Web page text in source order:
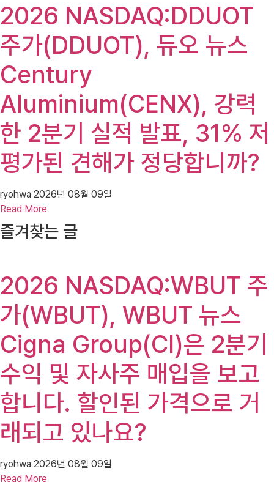
2026 NASDAQ:DDUOT
주가(DDUOT), 듀오 뉴스
Century
Aluminium(CENX), 강력
한 2분기 실적 발표, 31% 저
평가된 견해가 정당합니까?
ryohwa 2026년 08월 09일
Read More
즐겨찾는 글
2026 NASDAQ:WBUT 주
가(WBUT), WBUT 뉴스
Cigna Group(CI)은 2분기
수익 및 자사주 매입을 보고
합니다. 할인된 가격으로 거
래되고 있나요?
ryohwa 2026년 08월 09일
Read More